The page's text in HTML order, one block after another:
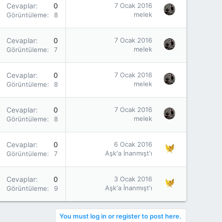
Cevaplar 0
Görüntüleme
7 Ocak 2016
melek
Cevaplar 0
Görüntüleme
7 Ocak 2016
melek
Cevaplar 0
Görüntüleme
7 Ocak 2016
melek
Cevaplar 0
Görüntüleme
7 Ocak 2016
melek
Cevaplar 0
Görüntüleme
6 Ocak 2016
Aşk'a İnanmışt'ı
Cevaplar 0
Görüntüleme
3 Ocak 2016
Aşk'a İnanmışt'ı
You must log in or register to post here.